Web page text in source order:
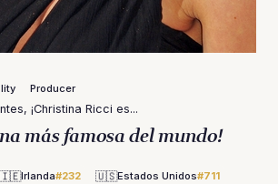
Producer
¡Christina Ricci es...
más famosa del mundo!
🇮🇪Irlanda#232 🇺🇸Estados Unidos#711